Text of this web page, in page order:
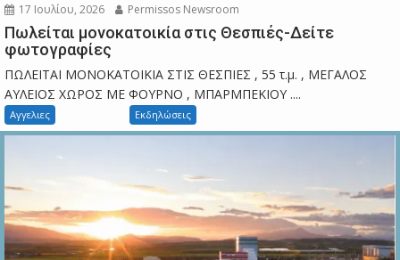
17 Ιουλίου, 2026 Permissos Newsroom
Πωλείται μονοκατοικία στις Θεσπιές-Δείτε
φωτογραφίες
ΠΩΛΕΙΤΑΙ ΜΟΝΟΚΑΤΟΙΚΙΑ ΣΤΙΣ ΘΕΣΠΙΕΣ , 55 τ.μ. , ΜΕΓΑΛΟΣ
ΑΥΛΕΙΟΣ ΧΩΡΟΣ ΜΕ ΦΟΥΡΝΟ , ΜΠΑΡΜΠΕΚΙΟΥ ....
Αγγελιες Εκδηλώσεις